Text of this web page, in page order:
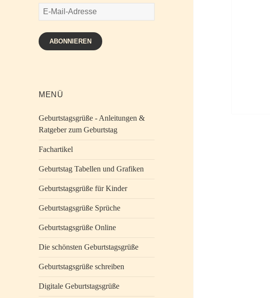
E-
Mail-
Adresse
ABONNIEREN
MENÜ
Geburtstagsgrüße - Anleitungen &
Ratgeber zum Geburtstag
Fachartikel
Geburtstag Tabellen und Grafiken
Geburtstagsgrüße für Kinder
Geburtstagsgrüße Sprüche
Geburtstagsgrüße Online
Die schönsten Geburtstagsgrüße
Geburtstagsgrüße schreiben
Digitale Geburtstagsgrüße